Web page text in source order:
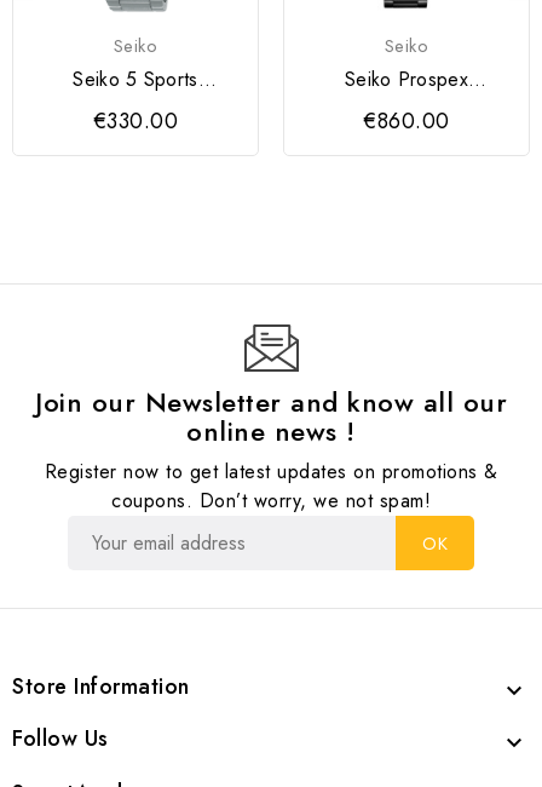
Seiko
Seiko 5 Sports
Automático Sports
€330.00
Seiko
Seiko Prospex
Speedtimer Solar
€860.00
Join our Newsletter and know all our
online news !
Register now to get latest updates on promotions &
coupons. Don’t worry, we not spam!
Store Information 
Follow Us 